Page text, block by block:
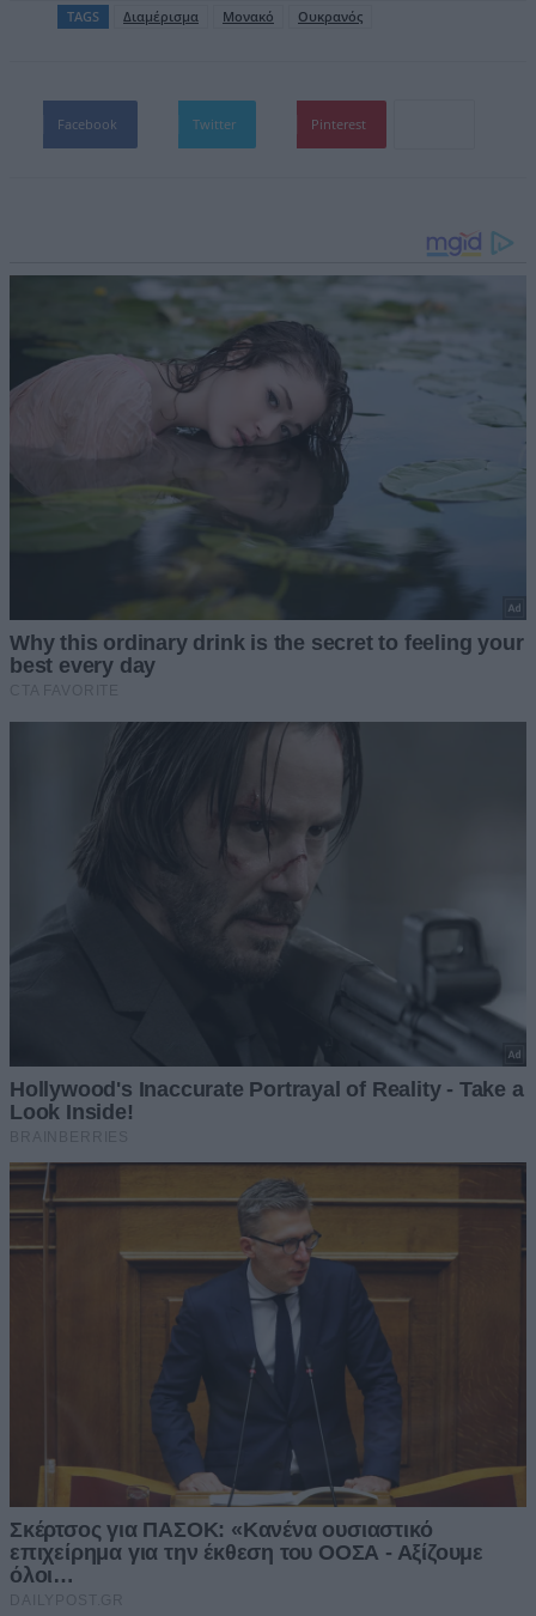
TAGS Διαμέρισμα Μονακό Ουκρανός
Facebook Twitter Pinterest